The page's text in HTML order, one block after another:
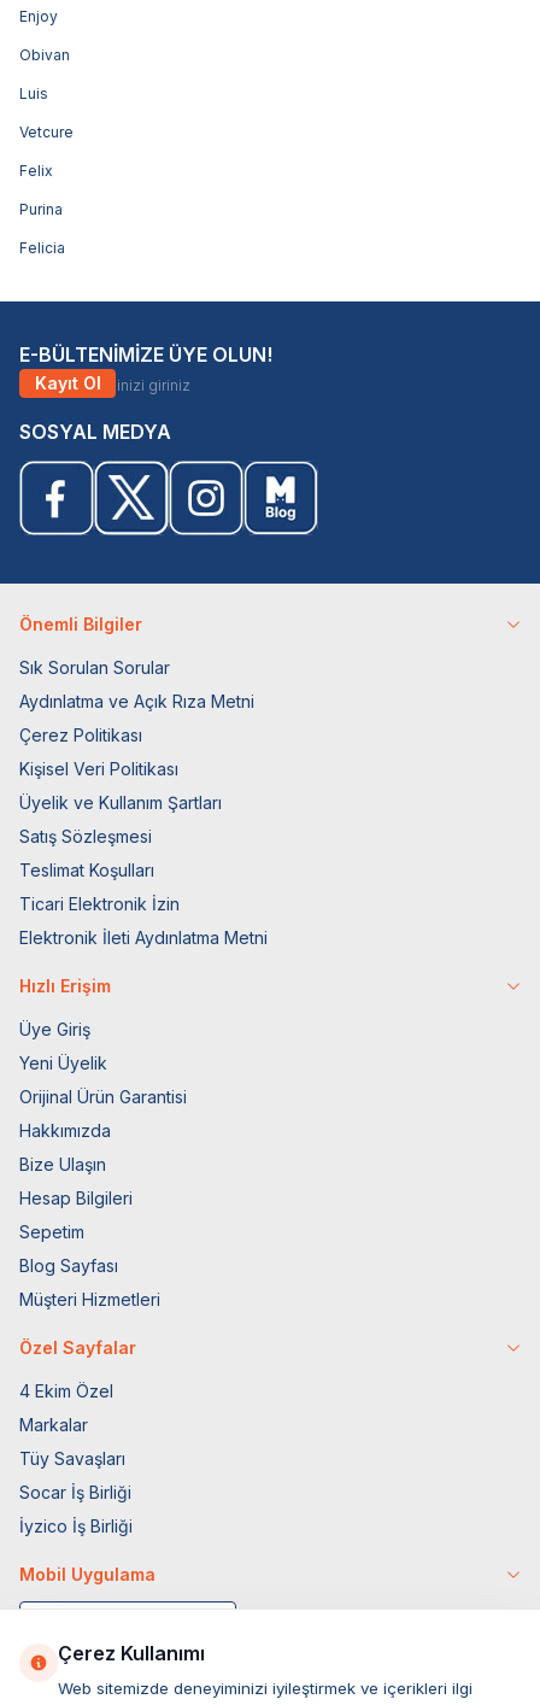
Enjoy
Obivan
Luis
Vetcure
Felix
Purina
Felicia
E-BÜLTENİMİZE ÜYE OLUN!
Kayıt Ol
SOSYAL MEDYA
Önemli Bilgiler
Sık Sorulan Sorular
Aydınlatma ve Açık Rıza Metni
Çerez Politikası
Kişisel Veri Politikası
Üyelik ve Kullanım Şartları
Satış Sözleşmesi
Teslimat Koşulları
Ticari Elektronik İzin
Elektronik İleti Aydınlatma Metni
Hızlı Erişim
Üye Giriş
Yeni Üyelik
Orijinal Ürün Garantisi
Hakkımızda
Bize Ulaşın
Hesap Bilgileri
Sepetim
Blog Sayfası
Müşteri Hizmetleri
Özel Sayfalar
4 Ekim Özel
Markalar
Tüy Savaşları
Socar İş Birliği
İyzico İş Birliği
Mobil Uygulama
Çerez Kullanımı
Web sitemizde deneyiminizi iyileştirmek ve içerikleri ilgi